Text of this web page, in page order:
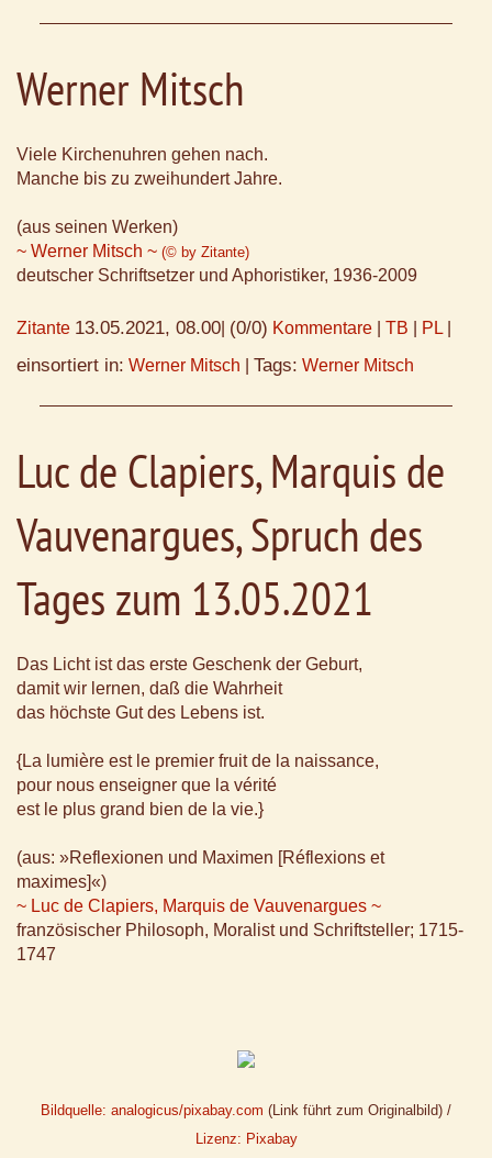
Werner Mitsch
Viele Kirchenuhren gehen nach.
Manche bis zu zweihundert Jahre.
(aus seinen Werken)
~ Werner Mitsch ~ (© by Zitante)
deutscher Schriftsetzer und Aphoristiker, 1936-2009
Zitante 13.05.2021, 08.00 (0/0) Kommentare TB PL
einsortiert in: Werner Mitsch Tags: Werner Mitsch
Luc de Clapiers, Marquis de
Vauvenargues, Spruch des
Tages zum 13.05.2021
Das Licht ist das erste Geschenk der Geburt,
damit wir lernen, daß die Wahrheit
das höchste Gut des Lebens ist.
{La lumière est le premier fruit de la naissance,
pour nous enseigner que la vérité
est le plus grand bien de la vie.}
(aus: »Reflexionen und Maximen [Réflexions et
maximes]«)
~ Luc de Clapiers, Marquis de Vauvenargues ~
französischer Philosoph, Moralist und Schriftsteller; 1715-
1747
Bildquelle: analogicus/pixabay.com (Link führt zum Originalbild) /
Lizenz: Pixabay